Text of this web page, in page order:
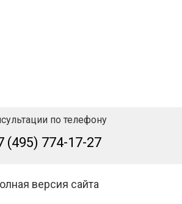
по телефону
(495) 774-17-27
версия сайта